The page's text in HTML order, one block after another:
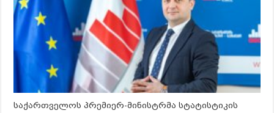
საქართველოს პრემიერ-მინისტრმა სტატისტიკის